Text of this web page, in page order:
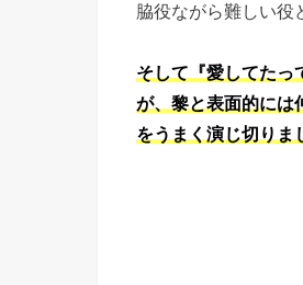
脇役ながら難しい役
そして『愛してたっ
が、黎と表面的には
をうまく演じ切りま